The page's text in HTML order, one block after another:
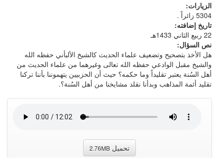
الزيارات:
5304 زائراً .
تاريخ إضافته:
22 ربيع الثاني 1433هـ
نص السؤال:
هل الأخذ بتصحيح وتضعيف علماء الحديث كالشيخ الألبأني حفظه الله
والشيخ مقبل الوادعي حفظه الله تعالى وغيرهما من علماء الحديث من
أهل السُنة يعتبر تقليداً وما حكمه؟ حيث أن الحزبيين يتهموننا بأننا تركنا
تقليد أئمة المذاهب وبدأنا نقلد مشايخنا من أهل السُنة؟.
تحميل 2.76MB